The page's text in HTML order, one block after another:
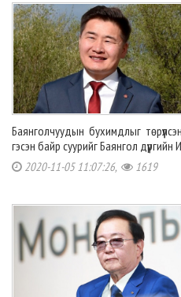
Баянголчуудын бухимдлыг
гэсэн байр суурийг Баянгол
2020-11-05 11:07:26, 1619